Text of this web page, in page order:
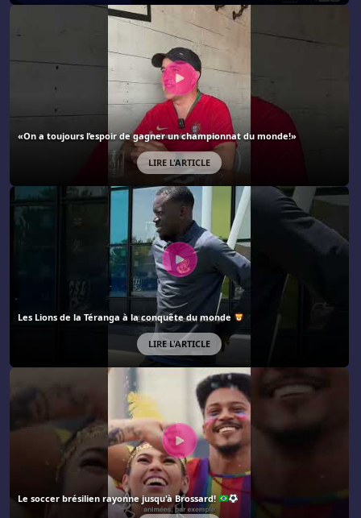
«On a toujours l’espoir de gagner un championnat du monde!»
LIRE L'ARTICLE
Les Lions de la Téranga à la conquête du monde
LIRE L'ARTICLE
Le soccer brésilien rayonne jusqu'à Brossard!